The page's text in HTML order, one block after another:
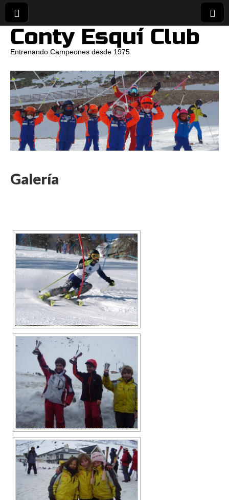
Conty Esquí Club
Entrenando Campeones desde 1975
Galería